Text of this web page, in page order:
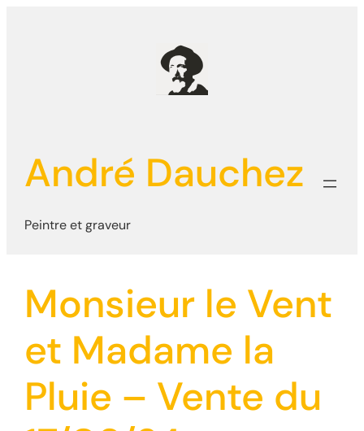
André Dauchez
Peintre et graveur
Monsieur le Vent
et Madame la
Pluie – Vente du